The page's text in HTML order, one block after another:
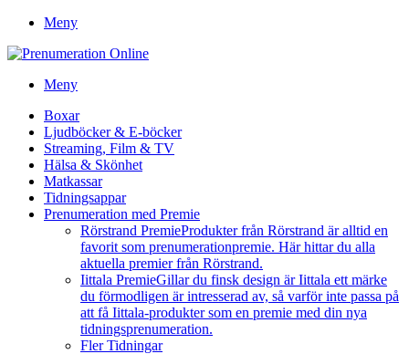
Meny
Meny
Boxar
Ljudböcker & E-böcker
Streaming, Film & TV
Hälsa & Skönhet
Matkassar
Tidningsappar
Prenumeration med Premie
Rörstrand PremieProdukter från Rörstrand är alltid en
favorit som prenumerationpremie. Här hittar du alla
aktuella premier från Rörstrand.
Iittala PremieGillar du finsk design är Iittala ett märke
du förmodligen är intresserad av, så varför inte passa på
att få Iittala-produkter som en premie med din nya
tidningsprenumeration.
Fler Tidningar